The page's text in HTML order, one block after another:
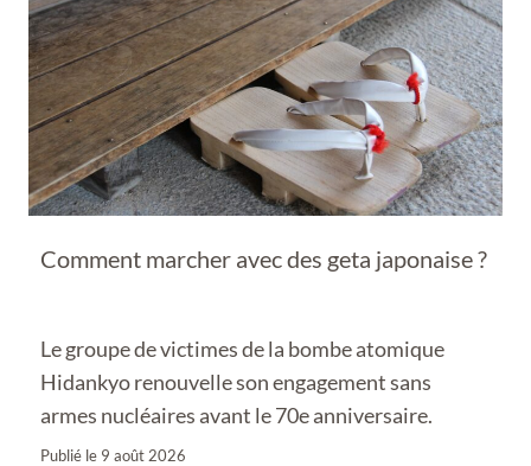
Comment marcher avec des geta japonaise ?
Le groupe de victimes de la bombe atomique
Hidankyo renouvelle son engagement sans
armes nucléaires avant le 70e anniversaire.
Publié le 9 août 2026